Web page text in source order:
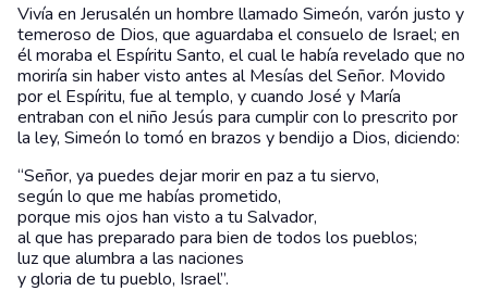
Vivía en Jerusalén un hombre llamado Simeón, varón justo y
temeroso de Dios, que aguardaba el consuelo de Israel; en
él moraba el Espíritu Santo, el cual le había revelado que no
moriría sin haber visto antes al Mesías del Señor. Movido
por el Espíritu, fue al templo, y cuando José y María
entraban con el niño Jesús para cumplir con lo prescrito por
la ley, Simeón lo tomó en brazos y bendijo a Dios, diciendo:
“Señor, ya puedes dejar morir en paz a tu siervo,
según lo que me habías prometido,
porque mis ojos han visto a tu Salvador,
al que has preparado para bien de todos los pueblos;
luz que alumbra a las naciones
y gloria de tu pueblo, Israel”.